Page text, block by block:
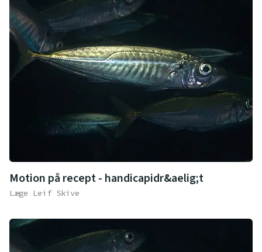
Motion på recept - handicapidr&aelig;t
Læge Leif Skive